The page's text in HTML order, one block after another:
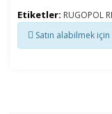
Etiketler: RUGOPOL
Satın alabilmek